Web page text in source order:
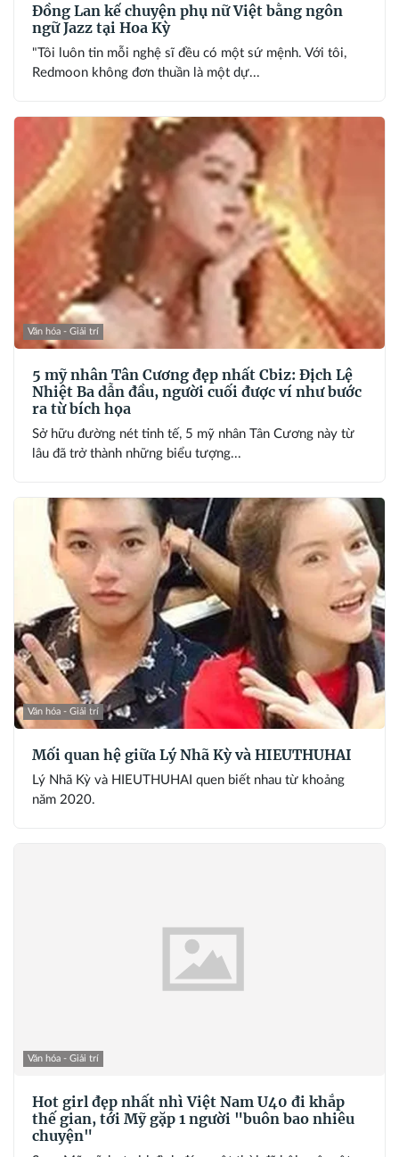
Đồng Lan kể chuyện phụ nữ Việt bằng ngôn
ngữ Jazz tại Hoa Kỳ
"Tôi luôn tin mỗi nghệ sĩ đều có một sứ mệnh. Với tôi,
Redmoon không đơn thuần là một dự...
Văn hóa - Giải trí
5 mỹ nhân Tân Cương đẹp nhất Cbiz: Địch Lệ
Nhiệt Ba dẫn đầu, người cuối được ví như bước
ra từ bích họa
Sở hữu đường nét tinh tế, 5 mỹ nhân Tân Cương này từ
lâu đã trở thành những biểu tượng...
Văn hóa - Giải trí
Mối quan hệ giữa Lý Nhã Kỳ và HIEUTHUHAI
Lý Nhã Kỳ và HIEUTHUHAI quen biết nhau từ khoảng
năm 2020.
Văn hóa - Giải trí
Hot girl đẹp nhất nhì Việt Nam U40 đi khắp
thế gian, tới Mỹ gặp 1 người "buôn bao nhiêu
chuyện"